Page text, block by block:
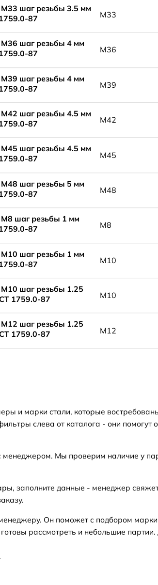
М33 шаг резьбы 3.5 мм
87
М33
М36 шаг резьбы 4 мм
87
М36
М39 шаг резьбы 4 мм
87
М39
М42 шаг резьбы 4.5 мм
87
М42
М45 шаг резьбы 4.5 мм
87
М45
М48 шаг резьбы 5 мм
87
М48
М8 шаг резьбы 1 мм
87
М8
М10 шаг резьбы 1 мм
87
М10
М10 шаг резьбы 1.25
1759.0-87
М10
М12 шаг резьбы 1.25
1759.0-87
М12
и марки стали, которые
слева от каталога - они
Мы проверим наличие у
заполните данные - менеджер
Он поможет с подбором
рассмотреть и небольшие партии.